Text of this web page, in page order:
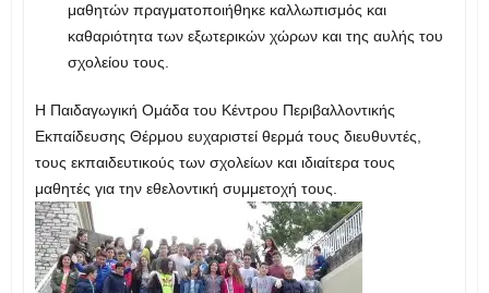
μαθητών πραγματοποιήθηκε καλλωπισμός και
καθαριότητα των εξωτερικών χώρων και της αυλής του
σχολείου τους.
Η Παιδαγωγική Ομάδα του Κέντρου Περιβαλλοντικής
Εκπαίδευσης Θέρμου ευχαριστεί θερμά τους διευθυντές,
τους εκπαιδευτικούς των σχολείων και ιδιαίτερα τους
μαθητές για την εθελοντική συμμετοχή τους.